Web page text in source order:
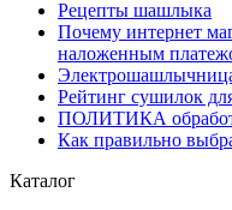
Рецепты шашлыка
Почему интернет
наложенным
Рейтинг сушилок
ПОЛИТИКА
Как правильно
Каталог